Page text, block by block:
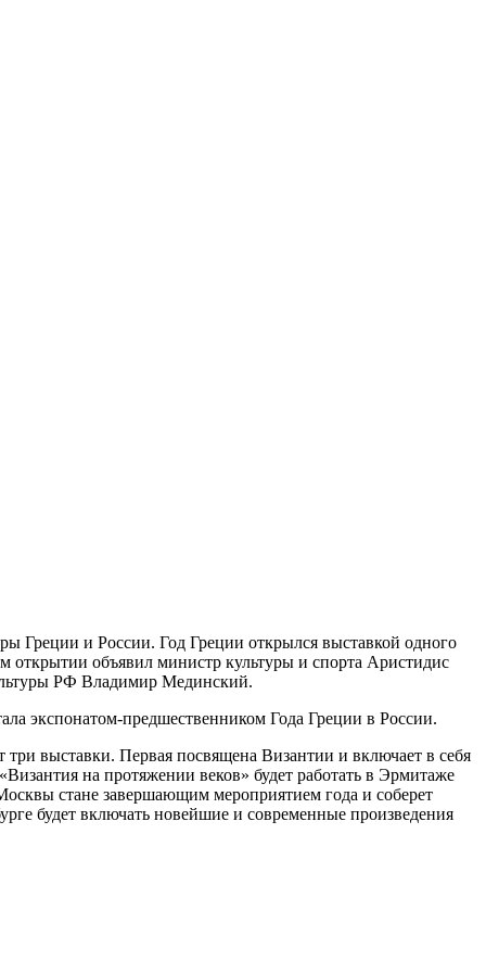
Греции и России. Год Греции открылся выставкой одного
открытии объявил министр культуры и спорта Аристидис
РФ Владимир Мединский.
экспонатом-предшественником Года Греции в России.
выставки. Первая посвящена Византии и включает в себя
на протяжении веков» будет работать в Эрмитаже
стане завершающим мероприятием года и соберет
будет включать новейшие и современные произведения